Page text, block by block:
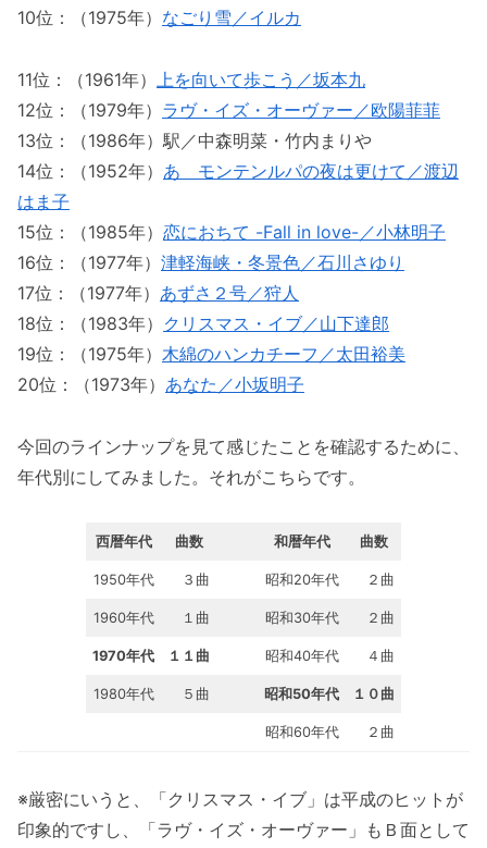
10位：（1975年） なごり雪／イルカ
11位：（1961年）
上を向いて歩こう／坂本九
12位：（1979年） ラヴ・イズ・オーヴァー／欧陽菲菲
13位：（1986年）駅／中森明菜・竹内まりや
14位：（1952年） あゝモンテンルパの夜は更けて／渡辺
はま子
15位：（1985年） 恋におちて -Fall in love-／小林明子
16位：（1977年） 津軽海峡・冬景色／石川さゆり
17位：（1977年） あずさ２号／狩人
18位：（1983年） クリスマス・イブ／山下達郎
19位：（1975年） 木綿のハンカチーフ／太田裕美
20位：（1973年） あなた／小坂明子
今回のラインナップを見て感じたことを確認するために、
年代別にしてみました。それがこちらです。
西暦年代 曲数 和暦年代 曲数
1950年代 ３曲 昭和20年代 ２曲
1960年代 １曲 昭和30年代 ２曲
1970年代 １１曲 昭和40年代 ４曲
1980年代 ５曲 昭和50年代 １０曲
昭和60年代 ２曲
※厳密にいうと、「クリスマス・イブ」は平成のヒットが
印象的ですし、「ラヴ・イズ・オーヴァー」もＢ面として